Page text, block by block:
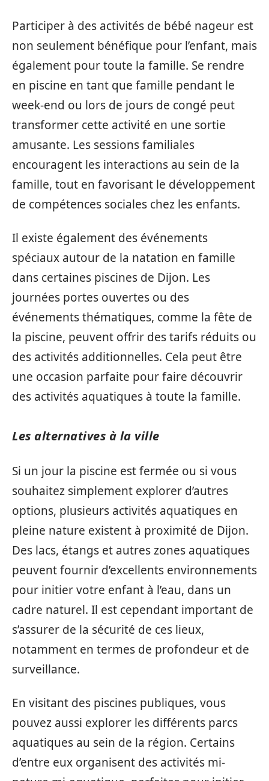
Participer à des activités de bébé nageur est
non seulement bénéfique pour l’enfant, mais
également pour toute la famille. Se rendre
en piscine en tant que famille pendant le
week-end ou lors de jours de congé peut
transformer cette activité en une sortie
amusante. Les sessions familiales
encouragent les interactions au sein de la
famille, tout en favorisant le développement
de compétences sociales chez les enfants.
Il existe également des événements
spéciaux autour de la natation en famille
dans certaines piscines de Dijon. Les
journées portes ouvertes ou des
événements thématiques, comme la fête de
la piscine, peuvent offrir des tarifs réduits ou
des activités additionnelles. Cela peut être
une occasion parfaite pour faire découvrir
des activités aquatiques à toute la famille.
Les alternatives à la ville
Si un jour la piscine est fermée ou si vous
souhaitez simplement explorer d’autres
options, plusieurs activités aquatiques en
pleine nature existent à proximité de Dijon.
Des lacs, étangs et autres zones aquatiques
peuvent fournir d’excellents environnements
pour initier votre enfant à l’eau, dans un
cadre naturel. Il est cependant important de
s’assurer de la sécurité de ces lieux,
notamment en termes de profondeur et de
surveillance.
En visitant des piscines publiques, vous
pouvez aussi explorer les différents parcs
aquatiques au sein de la région. Certains
d’entre eux organisent des activités mi-